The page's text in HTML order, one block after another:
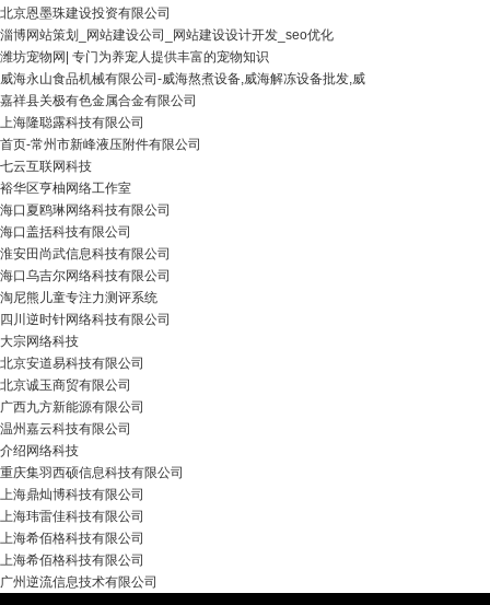
北京恩墨珠建设投资有限公司
淄博网站策划_网站建设公司_网站建设设计开发_seo优化
潍坊宠物网| 专门为养宠人提供丰富的宠物知识
威海永山食品机械有限公司-威海熬煮设备,威海解冻设备批发,威
嘉祥县关极有色金属合金有限公司
上海隆聪露科技有限公司
首页-常州市新峰液压附件有限公司
七云互联网科技
裕华区亨柚网络工作室
海口夏鸥琳网络科技有限公司
海口盖括科技有限公司
淮安田尚武信息科技有限公司
海口乌吉尔网络科技有限公司
淘尼熊儿童专注力测评系统
四川逆时针网络科技有限公司
大宗网络科技
北京安道易科技有限公司
北京诚玉商贸有限公司
广西九方新能源有限公司
温州嘉云科技有限公司
介绍网络科技
重庆集羽西硕信息科技有限公司
上海鼎灿博科技有限公司
上海玮雷佳科技有限公司
上海希佰格科技有限公司
上海希佰格科技有限公司
广州逆流信息技术有限公司